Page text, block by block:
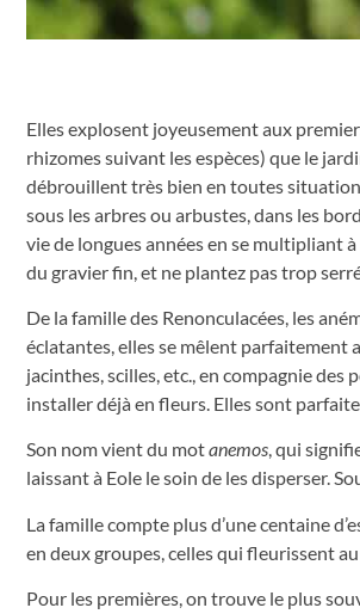
Elles explosent joyeusement aux
rhizomes suivant les espèces) que le
débrouillent très bien en toutes
sous les arbres ou arbustes, dans les
vie de longues années en se multipliant
du gravier fin, et ne plantez pas trop
De la famille des Renonculacées, les
éclatantes, elles se mêlent parfaitement
jacinthes, scilles, etc., en compagnie
installer déjà en fleurs. Elles sont
Son nom vient du motanemos, qui
laissant à Eole le soin de les disperser.
La famille compte plus d’une centaine
en deux groupes, celles qui fleurissent
Pour les premières, on trouve le plus